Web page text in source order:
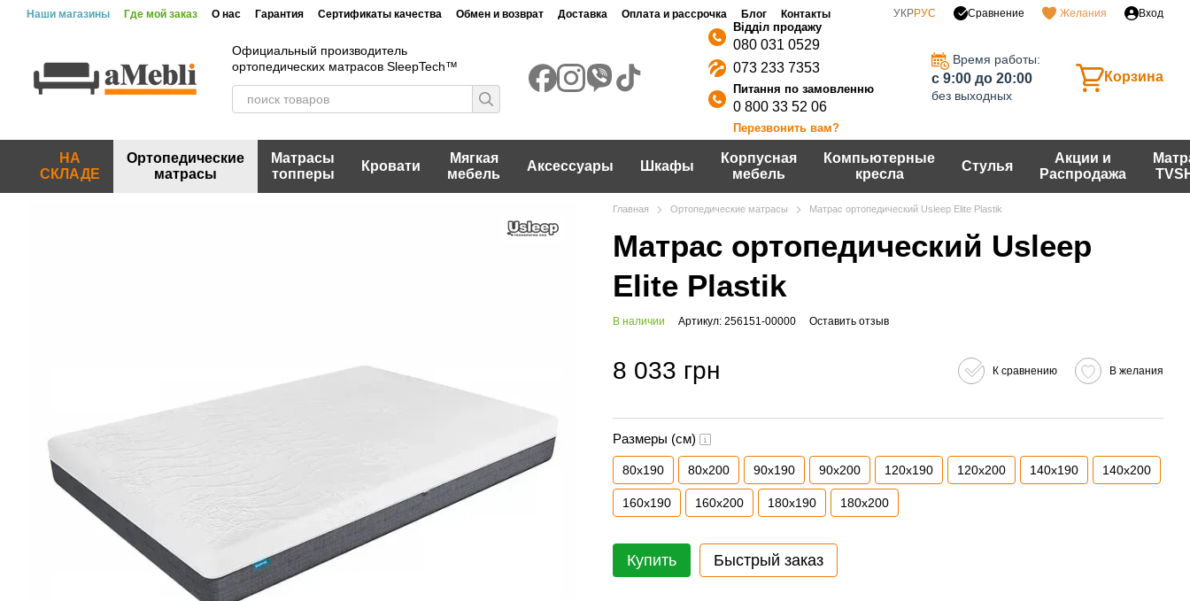
Перейти к основному контенту
Наши магазины Где мой заказ О нас Гарантия Сертификаты качества Обмен и возврат Доставка Оплата и рассрочка Блог
Контакты
Договор публичной оферты
УКРРУС Сравнение Желания Вход
Официальный производитель
ортопедических матрасов SleepTech™
080 031 0529
073 233 7353
0 800 33 52 06
Перезвонить вам?
Время работы:
c 9:00 до 20:00
без выходных
Корзина
НА
СКЛАДЕ
Ортопедические
матрасы
Матрасы
топперы
Кровати
Мягкая
мебель
Аксессуары Шкафы
Корпусная
мебель
Компьютерные
кресла
Стулья
Акции и
Распродажа
Главная Ортопедические матрасы Матрас ортопедический Usleep Elite Plastik
Матрас ортопедический Usleep
Elite Plastik
В наличии Артикул: 256151-00000 Оставить отзыв
8 033 грн К сравнению В желания
Размеры (см)
80х190 80х200 90х190 90х200 120х190 120х200 140х190 140х200
160х190 160х200 180х190 180х200
Купить Быстрый заказ